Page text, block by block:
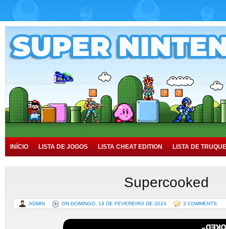
INÍCIO LISTA DE JOGOS LISTA CHEAT EDITION LISTA DE
TUTORIAIS HISTÓRIA
Supercooked
ADMIN ON DOMINGO, 18 DE FEVEREIRO DE 2024 3 COMMENTS